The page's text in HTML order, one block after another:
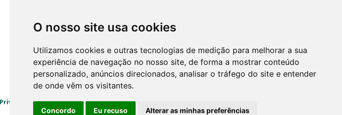
O nosso site usa cookies
Utilizamos cookies e outras tecnologias de medição para melhorar a sua
experiência de navegação no nosso site, de forma a mostrar conteúdo
personalizado, anúncios direcionados, analisar o tráfego do site e entender
de onde vêm os visitantes.
Concordo Eu recuso Alterar as minhas preferências
Turismo Rural Gerês
|Livro de Reclamações| Mapasite